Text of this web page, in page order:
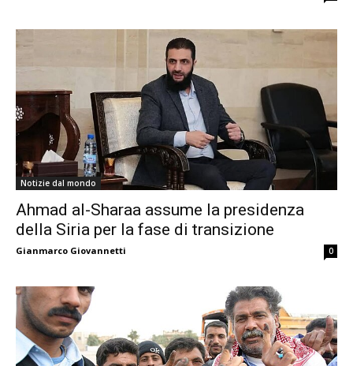
Notizie dal mondo
Ahmad al-Sharaa assume la presidenza
della Siria per la fase di transizione
Gianmarco Giovannetti 0